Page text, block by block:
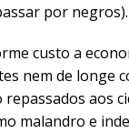
por negros).
custo a
nem de longe
repassados aos
malandro e